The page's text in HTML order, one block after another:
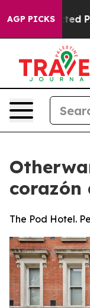
AGP PICKS
corazón
The Pod Hotel.